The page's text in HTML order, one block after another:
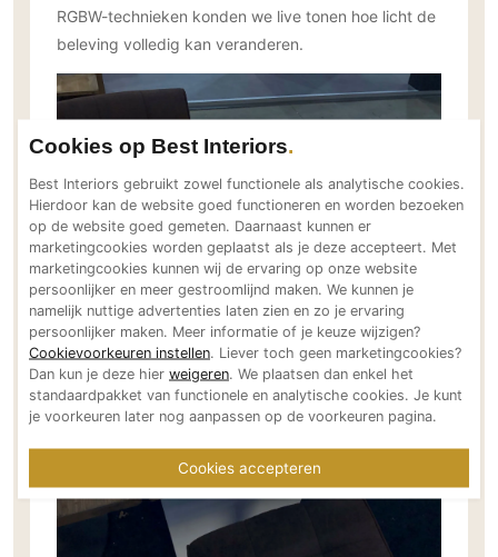
RGBW-technieken konden we live tonen hoe licht de
beleving volledig kan veranderen.
Cookies op Best Interiors
Best Interiors gebruikt zowel functionele als analytische cookies.
Hierdoor kan de website goed functioneren en worden bezoeken
op de website goed gemeten. Daarnaast kunnen er
marketingcookies worden geplaatst als je deze accepteert. Met
marketingcookies kunnen wij de ervaring op onze website
persoonlijker en meer gestroomlijnd maken. We kunnen je
namelijk nuttige advertenties laten zien en zo je ervaring
persoonlijker maken. Meer informatie of je keuze wijzigen?
Cookievoorkeuren instellen. Liever toch geen marketingcookies?
Dan kun je deze hier weigeren. We plaatsen dan enkel het
standaardpakket van functionele en analytische cookies. Je kunt
je voorkeuren later nog aanpassen op de voorkeuren pagina.
Cookies accepteren